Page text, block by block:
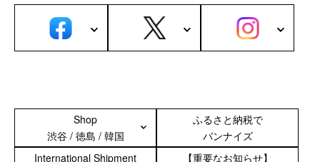
マスク関連商品
カスタマイズ
新商品（BackNumber）
デジアナ格納庫
FreeFree トート
ちょっとミリタリー
ブランドストーリー
スタッフブログ
Shop
渋谷 / 徳島 / 韓国
ふるさと納税で
バンナイズ
International Shipment
【重要なお知らせ】